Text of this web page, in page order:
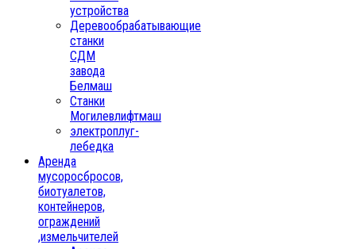
устройства
Деревообрабатывающие
станки
СДМ
завода
Белмаш
Станки
Могилевлифтмаш
электроплуг-
лебедка
Аренда
мусоросбросов,
биотуалетов,
контейнеров,
ограждений
,измельчителей